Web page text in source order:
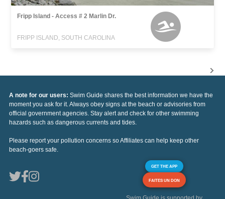
Fripp Island - Access # 2 Marlin Dr.
FRIPP ISLAND, SOUTH CAROLINA
A note for our users: Swim Guide shares the best information we have the
moment you ask for it. Always obey signs at the beach or advisories from
official government agencies. Stay alert and check for other swimming
hazards such as dangerous currents and tides.
Please report your pollution concerns so Affiliates can help keep other
beach-goers safe.
GET THE APP
FAITES UN DON